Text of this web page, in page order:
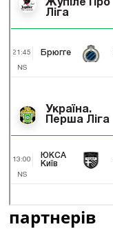
партнерів